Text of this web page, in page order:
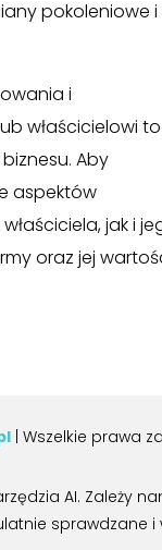
pokoleniowe i
i
właścicielowi to
Aby
aspektów
jak i
oraz jej
| Wszelkie prawa
AI. Zależy
sprawdzane i